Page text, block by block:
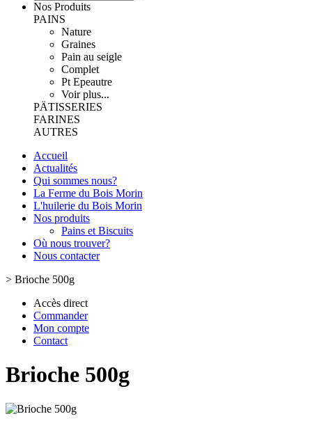
Nos Produits
PAINS
Nature
Graines
Pain au seigle
Complet
Pt Epeautre
Voir plus...
PÄTISSERIES
FARINES
AUTRES
Accueil
Actualités
Qui sommes nous?
La Ferme du Bois Morin
L'huilerie du Bois Morin
Nos produits
Pains et Biscuits
Où nous trouver?
Nous contacter
> Brioche 500g
Accès direct
Commander
Mon compte
Contact
Brioche 500g